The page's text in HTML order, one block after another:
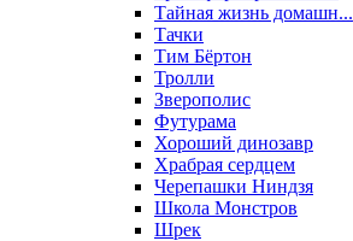
Тайная жизнь домашн...
Тачки
Тим Бёртон
Тролли
Зверополис
Футурама
Хороший динозавр
Храбрая сердцем
Черепашки Ниндзя
Школа Монстров
Шрек